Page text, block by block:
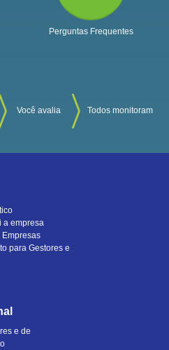
Perguntas Frequentes
Você avalia Todos monitoram
a empresa
Empresas
para Gestores e
e de